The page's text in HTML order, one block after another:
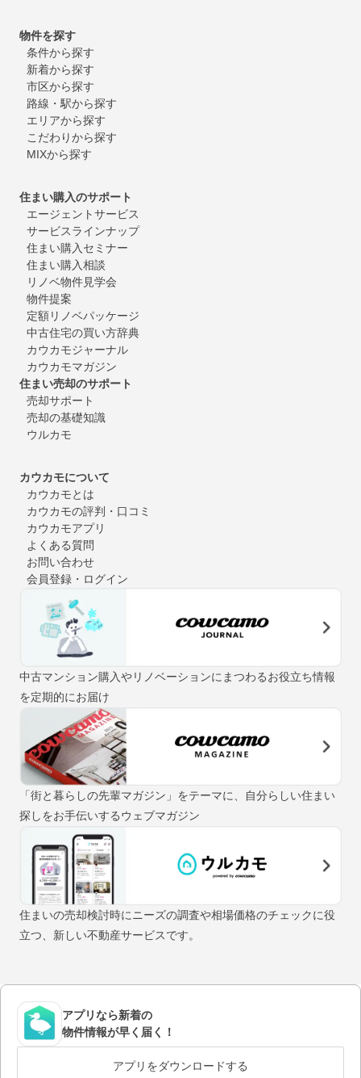
物件を探す
条件から探す
新着から探す
市区から探す
路線・駅から探す
エリアから探す
こだわりから探す
MIXから探す
住まい購入のサポート
エージェントサービス
サービスラインナップ
住まい購入セミナー
住まい購入相談
リノベ物件見学会
物件提案
定額リノベパッケージ
中古住宅の買い方辞典
カウカモジャーナル
カウカモマガジン
住まい売却のサポート
売却サポート
売却の基礎知識
ウルカモ
カウカモについて
カウカモとは
カウカモの評判・口コミ
カウカモアプリ
よくある質問
お問い合わせ
会員登録・ログイン
中古マンション購入やリノベーションにまつわるお役立ち情報
を定期的にお届け
「街と暮らしの先輩マガジン」をテーマに、自分らしい住まい
探しをお手伝いするウェブマガジン
住まいの売却検討時にニーズの調査や相場価格のチェックに役
立つ、新しい不動産サービスです。
アプリなら新着の
物件情報が早く届く！
アプリをダウンロードする